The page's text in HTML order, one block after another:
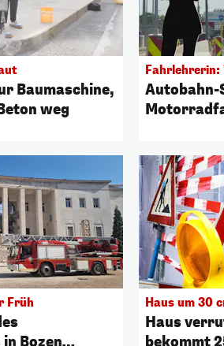
Baumaschine,
weg
Autobahn-
Früh
Bozen
Haus um 30
Haus
bekommt